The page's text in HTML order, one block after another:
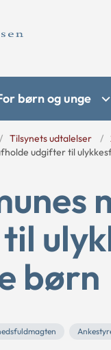
børn og unge
Tilsynets udtalelser
udgifter til
børn